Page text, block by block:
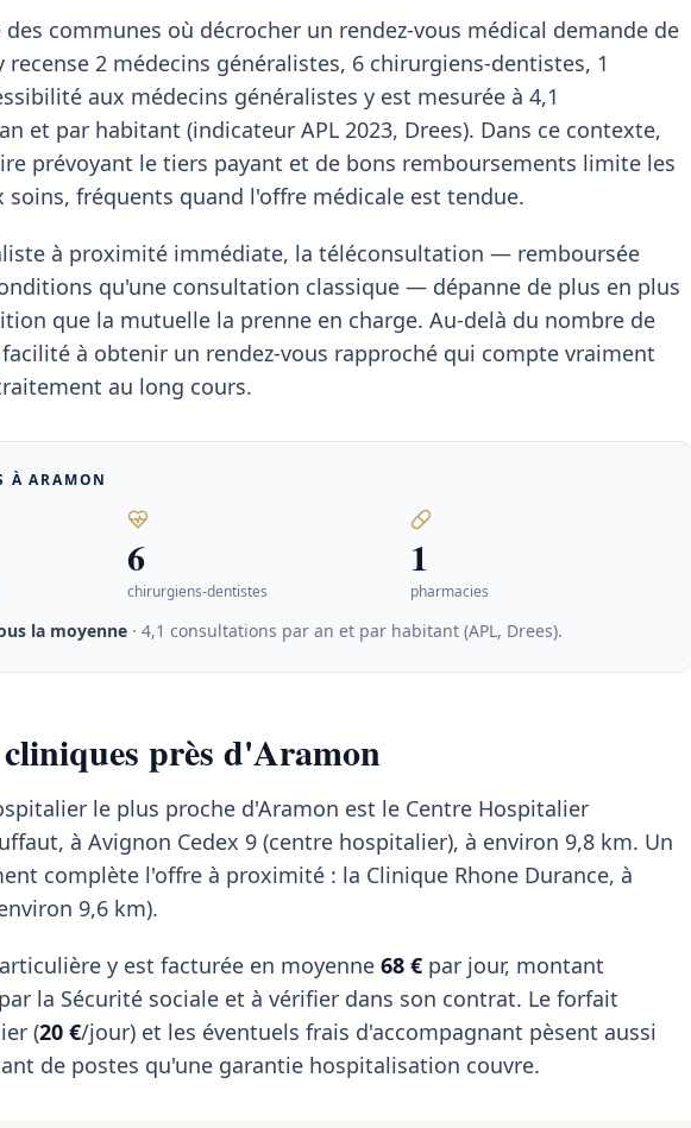
communes où décrocher un rendez-vous médical demande de
2 médecins généralistes, 6 chirurgiens-dentistes, 1
aux médecins généralistes y est mesurée à 4,1
et par habitant (indicateur APL 2023, Drees). Dans ce contexte,
prévoyant le tiers payant et de bons remboursements limite les
soins, fréquents quand l'offre médicale est tendue.
à proximité immédiate, la téléconsultation — remboursée
qu'une consultation classique — dépanne de plus en plus
que la mutuelle la prenne en charge. Au-delà du nombre de
à obtenir un rendez-vous rapproché qui compte vraiment
au long cours.
ÀARAMON
6
chirurgiens-dentistes
1
pharmacies
la moyenne · 4,1 consultations par an et par habitant (APL, Drees).
près d'Aramon
le plus proche d'Aramon est le Centre Hospitalier
à Avignon Cedex 9 (centre hospitalier), à environ 9,8 km. Un
complète l'offre à proximité : la Clinique Rhone Durance, à
9,6 km).
y est facturée en moyenne 68 € par jour, montant
la Sécurité sociale et à vérifier dans son contrat. Le forfait
(20 €/jour) et les éventuels frais d'accompagnant pèsent aussi
de postes qu'une garantie hospitalisation couvre.